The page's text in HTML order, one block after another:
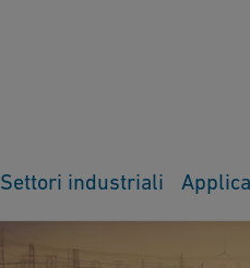
Settori industriali